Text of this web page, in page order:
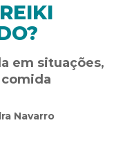
em situações,
Navarro